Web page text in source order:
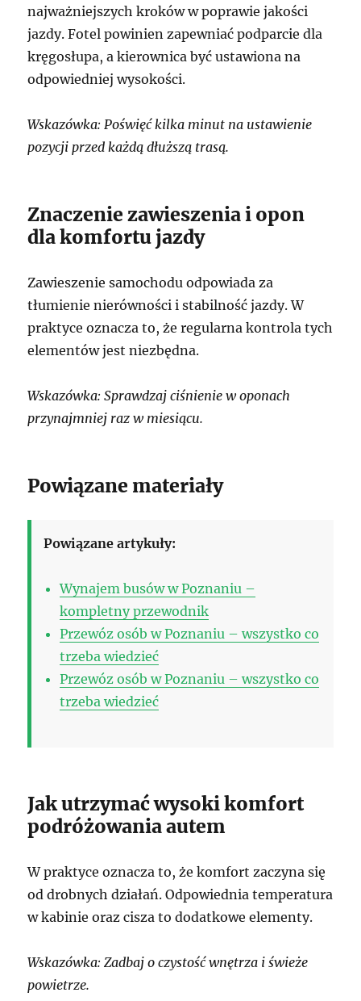
najważniejszych kroków w poprawie jakości
jazdy. Fotel powinien zapewniać podparcie dla
kręgosłupa, a kierownica być ustawiona na
odpowiedniej wysokości.
Wskazówka: Poświęć kilka minut na ustawienie
pozycji przed każdą dłuższą trasą.
Znaczenie zawieszenia i opon
dla komfortu jazdy
Zawieszenie samochodu odpowiada za
tłumienie nierówności i stabilność jazdy. W
praktyce oznacza to, że regularna kontrola tych
elementów jest niezbędna.
Wskazówka: Sprawdzaj ciśnienie w oponach
przynajmniej raz w miesiącu.
Powiązane materiały
Powiązane artykuły:
Wynajem busów w Poznaniu –
kompletny przewodnik
Przewóz osób w Poznaniu – wszystko co
trzeba wiedzieć
Przewóz osób w Poznaniu – wszystko co
trzeba wiedzieć
Jak utrzymać wysoki komfort
podróżowania autem
W praktyce oznacza to, że komfort zaczyna się
od drobnych działań. Odpowiednia temperatura
w kabinie oraz cisza to dodatkowe elementy.
Wskazówka: Zadbaj o czystość wnętrza i świeże
powietrze.